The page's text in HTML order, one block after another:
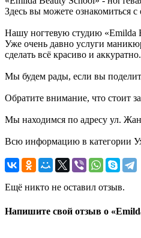
Здесь вы можете ознакомиться
Нашу ногтевую студию «Emilda
Уже очень давно услуги
сделать всё красиво и
Мы будем рады, если вы
Обратите внимание, что стоит
Мы находимся по адресу ул.
Всю информацию в категории
Ещё никто не оставил отзыв.
Напишите свой отзыв о